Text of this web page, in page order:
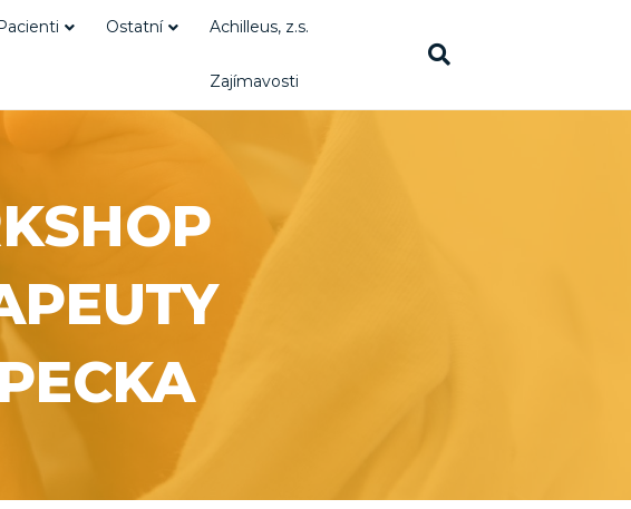
Ostatní Achilleus, z.s.
Zajímavosti